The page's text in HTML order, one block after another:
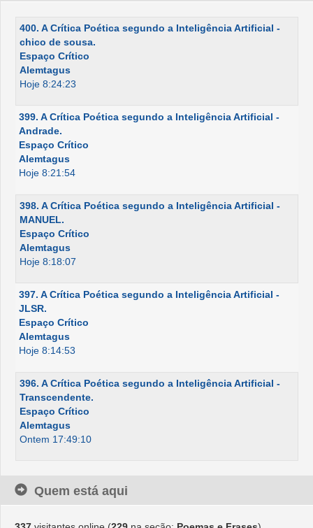
400. A Crítica Poética segundo a Inteligência Artificial -
chico de sousa.
Espaço Crítico
Alemtagus
Hoje 8:24:23
399. A Crítica Poética segundo a Inteligência Artificial -
Andrade.
Espaço Crítico
Alemtagus
Hoje 8:21:54
398. A Crítica Poética segundo a Inteligência Artificial -
MANUEL.
Espaço Crítico
Alemtagus
Hoje 8:18:07
397. A Crítica Poética segundo a Inteligência Artificial -
JLSR.
Espaço Crítico
Alemtagus
Hoje 8:14:53
396. A Crítica Poética segundo a Inteligência Artificial -
Transcendente.
Espaço Crítico
Alemtagus
Ontem 17:49:10
Quem está aqui